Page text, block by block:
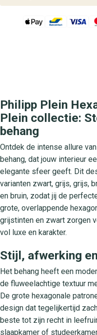
Philipp Plein
Plein collectie:
behang
Ontdek de intense allure
behang, dat jouw interieur
elegante sfeer geeft. Dit
varianten zwart, grijs, grijs,
en bruin, zodat jij de
grote, overlappende
grijstinten en zwart zorgen
vol luxe en karakter.
Stijl, afwerking
Het behang heeft een
de fluweelachtige textuur
De grote hexagonale
design dat tegelijkertijd
beste tot zijn recht in
slaapkamer of